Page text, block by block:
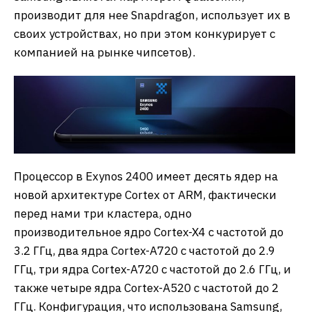
производит для нее Snapdragon, использует их в
своих устройствах, но при этом конкурирует с
компанией на рынке чипсетов).
Процессор в Exynos 2400 имеет десять ядер на
новой архитектуре Cortex от ARM, фактически
перед нами три кластера, одно
производительное ядро Cortex-X4 с частотой до
3.2 ГГц, два ядра Cortex-A720 с частотой до 2.9
ГГц, три ядра Cortex-A720 с частотой до 2.6 ГГц, и
также четыре ядра Cortex-A520 с частотой до 2
ГГц. Конфигурация, что использована Samsung,